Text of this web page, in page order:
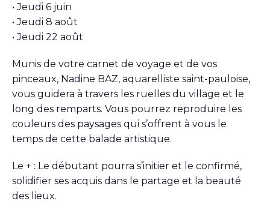
• Jeudi 6 juin
• Jeudi 8 août
• Jeudi 22 août
Munis de votre carnet de voyage et de vos
pinceaux, Nadine BAZ, aquarelliste saint-pauloise,
vous guidera à travers les ruelles du village et le
long des remparts. Vous pourrez reproduire les
couleurs des paysages qui s’offrent à vous le
temps de cette balade artistique.
Le + : Le débutant pourra s’initier et le confirmé,
solidifier ses acquis dans le partage et la beauté
des lieux.